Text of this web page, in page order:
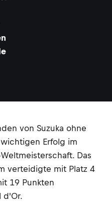
von Suzuka ohne
Erfolg im
Das
verteidigte mit Platz 4
19 Punkten
d'Or.